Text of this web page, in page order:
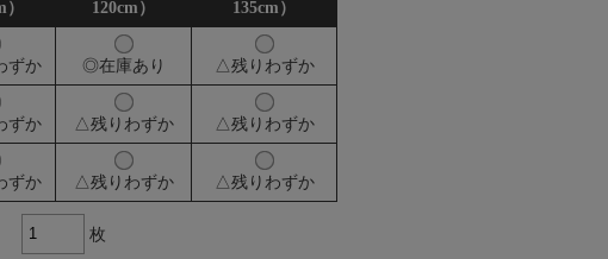
120cm）
135cm）
ずか ◎在庫あり △残りわずか
ずか △残りわずか △残りわずか
ずか △残りわずか △残りわずか
枚